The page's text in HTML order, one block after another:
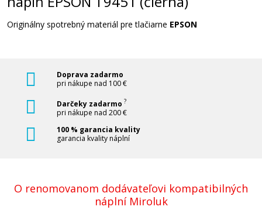
41,90 €
Pridať do košíka
Kompatibilná náplň
Originálny spotrebný materiál pre tlačiarne EPSON
Doprava zadarmo
pri nákupe nad 100 €
Darčeky zadarmo ?
pri nákupe nad 200 €
100 % garancia kvality
garancia kvality náplní
O renomovanom dodávateľovi kompatibilných
náplní Miroluk